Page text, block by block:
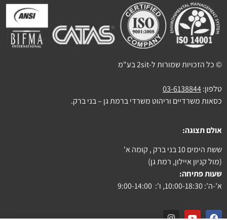
© כל הזכויות שמורות ל-2sit בע"מ
טלפון:03-6138844
כסאות משרדיים וריהוט משרדי ברמת גן – בני ברק.
אולם תצוגה:
ששת הימים 10 בני ברק , קומה א'
(מול קניון איילון, רמת גן)
שעות פתיחה:
א'-ה': 10:00-18:30, ו': 9:00-14:00